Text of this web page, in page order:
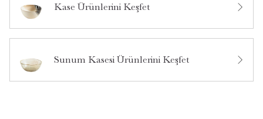
Bu ürün hakkında daha önce hiç soru sorulmamış.
Ürün Hakkında Soru Sor
Kase Ürünlerini Keşfet
Sunum Kasesi Ürünlerini Keşfet